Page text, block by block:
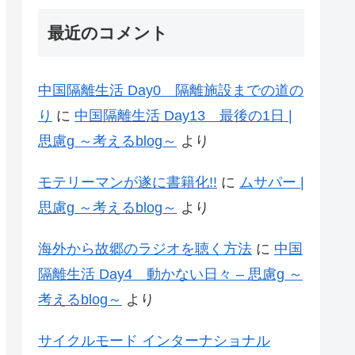
最近のコメント
中国隔離生活 Day0 隔離施設までの道の
り に 中国隔離生活 Day13 最後の1日 |
思慮g ～考えるblog～ より
モテリーマンが遂に書籍化!! に ムサパー |
思慮g ～考えるblog～ より
海外から故郷のラジオを聴く方法 に 中国
隔離生活 Day4 動かない日々 – 思慮g ～
考えるblog～ より
サイクルモード インターナショナル